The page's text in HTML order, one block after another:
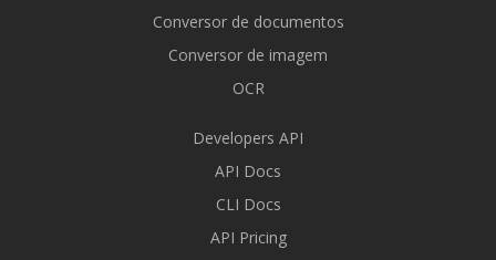
Conversor de documentos
Conversor de imagem
OCR
Developers API
API Docs
CLI Docs
API Pricing